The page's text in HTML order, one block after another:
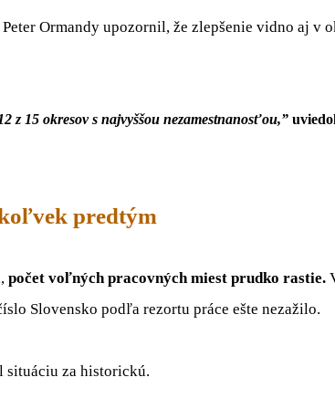
Ormandy upozornil, že zlepšenie vidno aj v
z 15 okresov s najvyššou nezamestnanosťou,”
predtým
počet voľných pracovných miest prudko rastie.
Slovensko podľa rezortu práce ešte nezažilo.
situáciu za historickú.